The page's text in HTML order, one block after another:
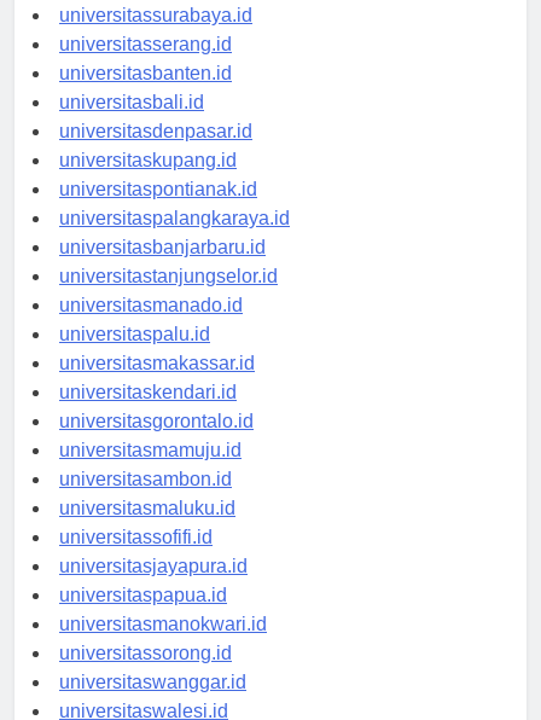
universitasyogyakarta.id
universitassurabaya.id
universitasserang.id
universitasbanten.id
universitasbali.id
universitasdenpasar.id
universitaskupang.id
universitaspontianak.id
universitaspalangkaraya.id
universitasbanjarbaru.id
universitastanjungselor.id
universitasmanado.id
universitaspalu.id
universitasmakassar.id
universitaskendari.id
universitasgorontalo.id
universitasmamuju.id
universitasambon.id
universitasmaluku.id
universitassofifi.id
universitasjayapura.id
universitaspapua.id
universitasmanokwari.id
universitassorong.id
universitaswanggar.id